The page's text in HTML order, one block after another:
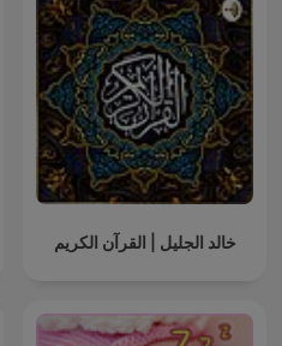
خالد الجليل | القرآن الكريم